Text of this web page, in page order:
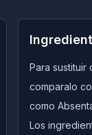
Para sustituir
comparalo
como
Los